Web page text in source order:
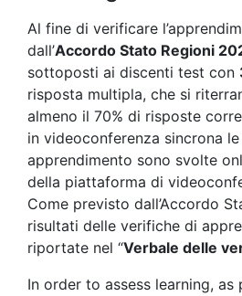
Al fine di verificare
dall’Accordo Stato Regioni
sottoposti ai discenti test con
risposta multipla, che si
almeno il 70% di risposte
in videoconferenza sincrona le
apprendimento sono svolte
della piattaforma di
Come previsto dall’Accordo
risultati delle verifiche di
riportate nel “Verbale delle
In order to assess learning, as